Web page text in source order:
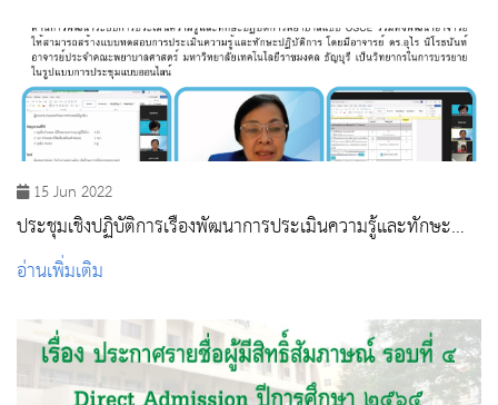
15 Jun 2022
ประชุมเชิงปฏิบัติการเรื่องพัฒนาการประเมินความรู้และทักษะ
ปฏิบัติการพยาบาลแบบ OSCE (Objective Structured Clinical
Examination)
อ่านเพิ่มเติม